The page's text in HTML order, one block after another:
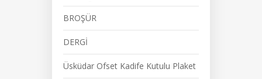
BROŞÜR
DERGİ
Üsküdar Ofset Kadife Kutulu Plaket